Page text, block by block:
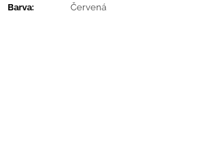
Barva: Červená